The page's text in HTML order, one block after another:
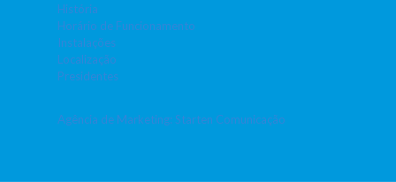
História
Horário de Funcionamento
Instalações
Localização
Presidentes
Agência de Marketing: Starten Comunicação